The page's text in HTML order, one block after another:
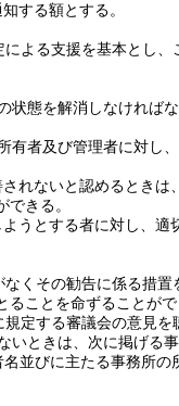
する額とする。
による支援を基本とし、
態を解消しなければな
者及び管理者に対し
れないと認めるとき
きる。
うとする者に対し、
くその勧告に係る措
ことを命ずることがで
規定する審議会の意見を
ときは、次に掲げる
並びに主たる事務所の